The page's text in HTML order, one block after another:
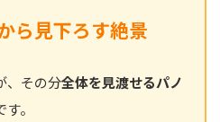
ら見下ろす絶景
、その分全体を見渡せるパノ
。